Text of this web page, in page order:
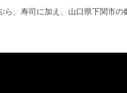
、寿司に加え、山口県下関市